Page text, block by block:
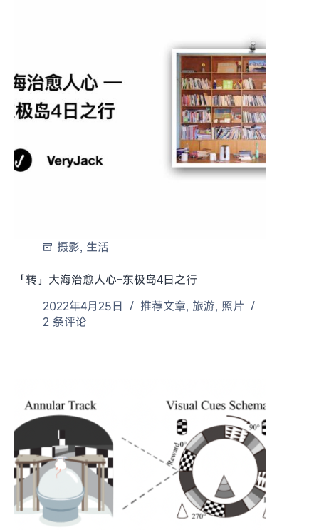
摄影, 生活
「转」大海治愈人心–东极岛4日之行
2022年4月25日
推荐文章, 旅游, 照片
2 条评论